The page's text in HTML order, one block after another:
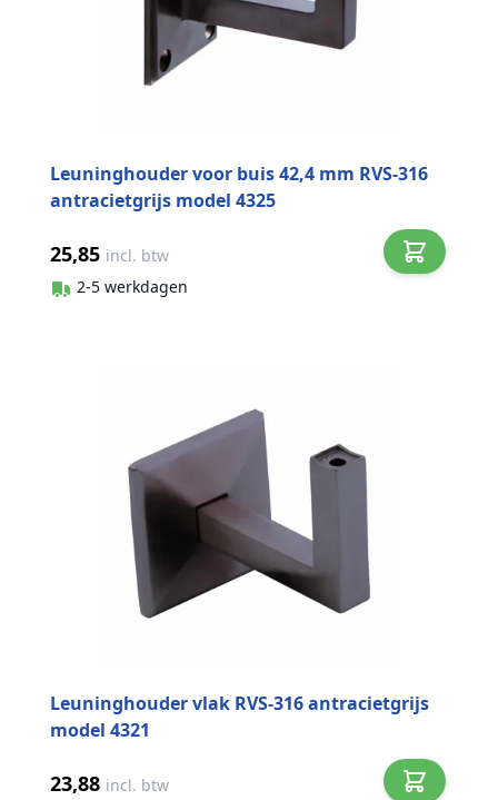
Leuninghouder voor buis 42,4 mm RVS-316
antracietgrijs model 4325
25,85 incl. btw
2-5 werkdagen
Leuninghouder vlak RVS-316 antracietgrijs
model 4321
23,88 incl. btw